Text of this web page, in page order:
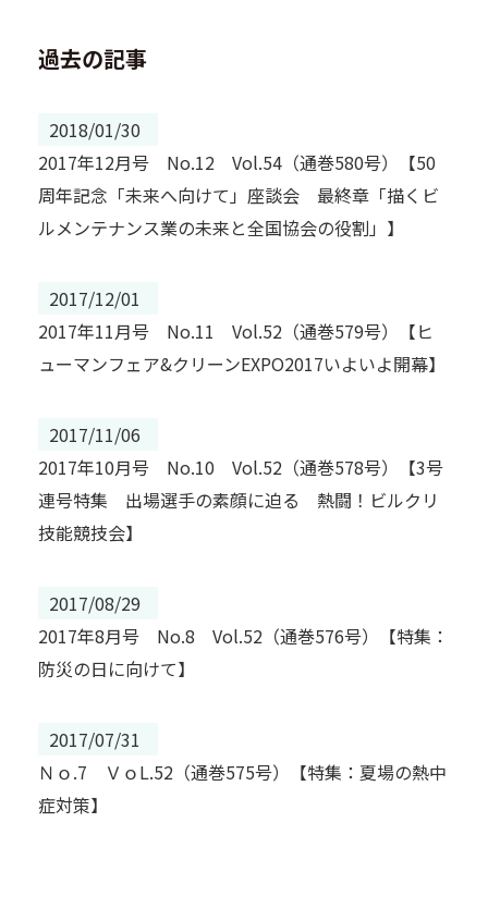
過去の記事
2018/01/30
2017年12月号 No.12 Vol.54（通巻580号）【50
周年記念「未来へ向けて」座談会 最終章「描くビ
ルメンテナンス業の未来と全国協会の役割」】
2017/12/01
2017年11月号 No.11 Vol.52（通巻579号）【ヒ
ューマンフェア&クリーンEXPO2017いよいよ開幕】
2017/11/06
2017年10月号 No.10 Vol.52（通巻578号）【3号
連号特集 出場選手の素顔に迫る 熱闘！ビルクリ
技能競技会】
2017/08/29
2017年8月号 No.8 Vol.52（通巻576号）【特集：
防災の日に向けて】
2017/07/31
Ｎｏ.7 ＶｏL.52（通巻575号）【特集：夏場の熱中
症対策】